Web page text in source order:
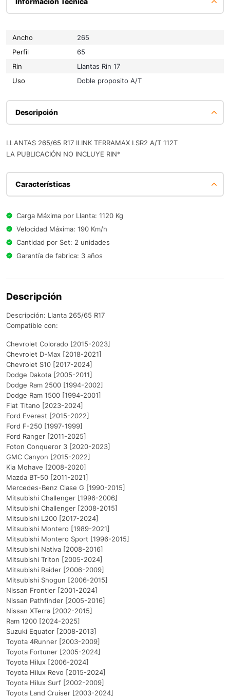
Ancho
265
Perfil
65
Rin
Llantas Rin 17
Uso
Doble proposito A/T
Descripción
LLANTAS 265/65 R17 ILINK TERRAMAX LSR2 A/T 112T
LA PUBLICACIÓN NO INCLUYE RIN*
Características
Carga Máxima por Llanta: 1120 Kg
Velocidad Máxima: 190 Km/h
Cantidad por Set: 2 unidades
Garantía de fabrica: 3 años
Descripción
Descripción: Llanta 265/65 R17
Compatible con:
Chevrolet Colorado [2015-2023]
Chevrolet D-Max [2018-2021]
Chevrolet S10 [2017-2024]
Dodge Dakota [2005-2011]
Dodge Ram 2500 [1994-2002]
Dodge Ram 1500 [1994-2001]
Fiat Titano [2023-2024]
Ford Everest [2015-2022]
Ford F-250 [1997-1999]
Ford Ranger [2011-2025]
Foton Conqueror 3 [2020-2023]
GMC Canyon [2015-2022]
Kia Mohave [2008-2020]
Mazda BT-50 [2011-2021]
Mercedes-Benz Clase G [1990-2015]
Mitsubishi Challenger [1996-2006]
Mitsubishi Challenger [2008-2015]
Mitsubishi L200 [2017-2024]
Mitsubishi Montero [1989-2021]
Mitsubishi Montero Sport [1996-2015]
Mitsubishi Nativa [2008-2016]
Mitsubishi Triton [2005-2024]
Mitsubishi Raider [2006-2009]
Mitsubishi Shogun [2006-2015]
Nissan Frontier [2001-2024]
Nissan Pathfinder [2005-2016]
Nissan XTerra [2002-2015]
Ram 1200 [2024-2025]
Suzuki Equator [2008-2013]
Toyota 4Runner [2003-2009]
Toyota Fortuner [2005-2024]
Toyota Hilux [2006-2024]
Toyota Hilux Revo [2015-2024]
Toyota Hilux Surf [2002-2009]
Toyota Land Cruiser [2003-2024]